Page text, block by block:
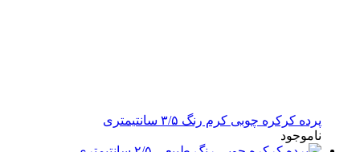
پرده کرکره چوبی کرم رنگ ۳/۵ سانتیمتری
ناموجود